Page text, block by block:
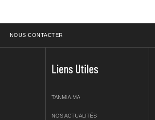
NOUS CONTACTER
Liens Utiles
TANMIA.MA
NOS ACTUALITÉS